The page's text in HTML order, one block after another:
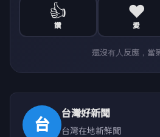
👍
讚
❤️
愛
還沒有人反應，當
台
台灣好新聞
台灣在地新鮮聞